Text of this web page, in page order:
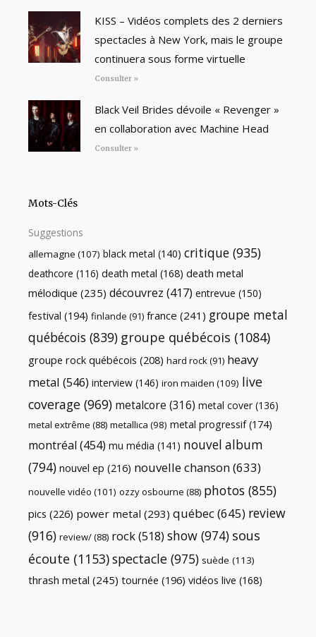
KISS – Vidéos complets des 2 derniers
spectacles à New York, mais le groupe
continuera sous forme virtuelle
Consulter »
Black Veil Brides dévoile « Revenger »
en collaboration avec Machine Head
Consulter »
Mots-Clés
Suggestions
allemagne (107) black metal (140) critique (935)
deathcore (116) death metal (168) death metal
mélodique (235) découvrez (417) entrevue (150)
festival (194) finlande (91) france (241) groupe metal
québécois (839) groupe québécois (1084)
groupe rock québécois (208) hard rock (91) heavy
metal (546) interview (146) iron maiden (109) live
coverage (969) metalcore (316) metal cover (136)
metal extrême (88) metallica (98) metal progressif(174)
montréal (454) mu média (141) nouvel album
(794) nouvel ep (216) nouvelle chanson(633)
nouvelle vidéo (101) ozzy osbourne (88) photos (855)
pics (226) power metal (293) québec(645) review
(916) review/(88) rock(518) show (974) sous
écoute (1153)spectacle (975) suède (113)
thrash metal (245) tournée (196) vidéos live (168)